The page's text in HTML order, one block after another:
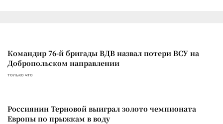
Командир 76-й бригады ВДВ назвал потери ВСУ на
Добропольском направлении
только что
Россиянин Терновой выиграл золото чемпионата
Европы по прыжкам в воду